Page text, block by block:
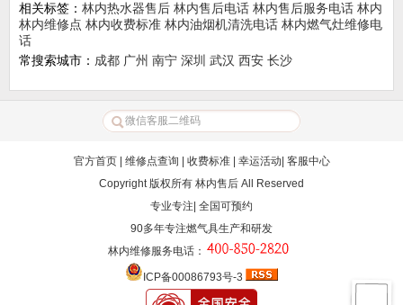
相关标签： 林内热水器售后 林内售后电话 林内售后服务电话 林内
林内维修点 林内收费标准 林内油烟机清洗电话 林内燃气灶维修电
话
常搜索城市： 成都 广州 南宁 深圳 武汉 西安 长沙
官方首页| 维修点查询 收费标准| 幸运活动 客服中心
Copyright 版权所有 林内售后 All Reserved
专业专注| 全国可预约
90多年专注燃气具生产和研发
林内维修服务电话 ：
ICP备00086793号-3